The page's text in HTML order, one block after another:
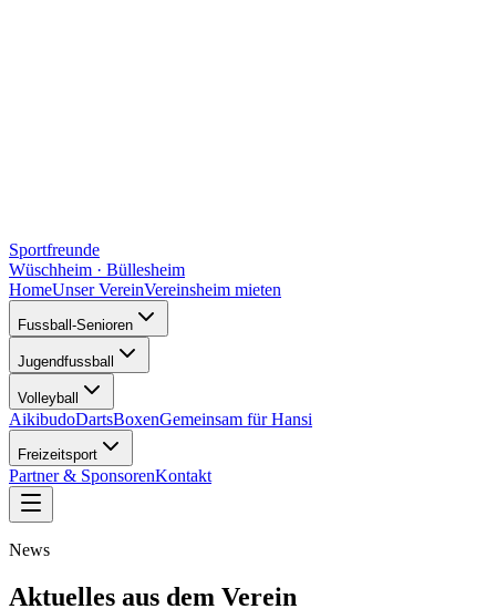
Sportfreunde
Wüschheim · Büllesheim
HomeUnser VereinVereinsheim mieten
Fussball-Senioren
Jugendfussball
Volleyball
AikibudoDartsBoxenGemeinsam für Hansi
Freizeitsport
Partner & SponsorenKontakt
News
Aktuelles aus dem Verein